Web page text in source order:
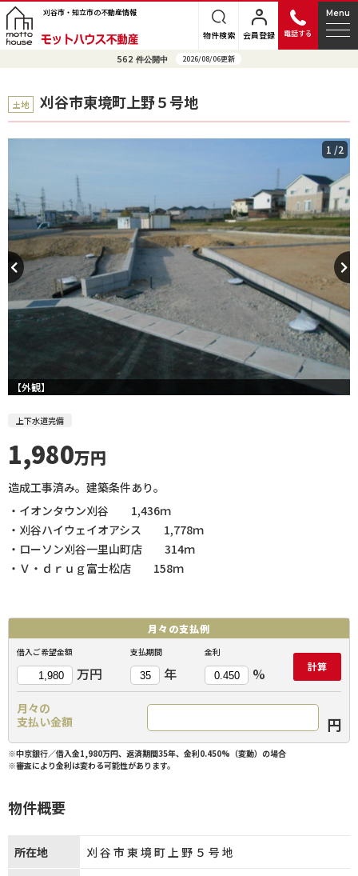
刈谷市・知立市の不動産情報
物件検索 会員登録 電話する
Menu
562 件公開中 2026/08/06更新
土地 刈谷市東境町上野５号地
1 /2
【外観】
上下水道完備
1,980万円
造成工事済み。建築条件あり。
・イオンタウン刈谷 1,436ｍ
・刈谷ハイウェイオアシス 1,778ｍ
・ローソン刈谷一里山町店 314ｍ
・Ｖ・ｄｒｕｇ富士松店 158ｍ
月々の支払例
借入ご希望金額
万円
支払期間
年
金利
% 計算
月々の
支払い金額
円
※中京銀行／借入金1,980万円、返済期間35年、金利0.450%（変動）の場合
※審査により金利は変わる可能性があります。
物件概要
所在地 刈谷市東境町上野５号地